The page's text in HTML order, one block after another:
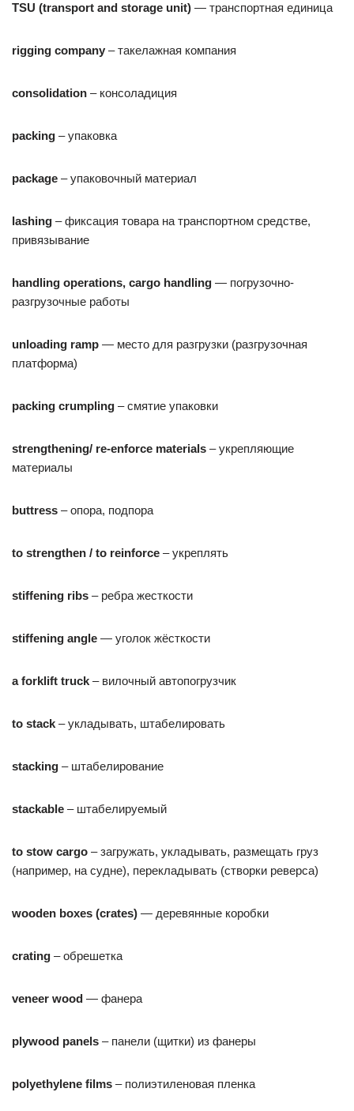
TSU (transport and storage unit) — транспортная единица
rigging company – такелажная компания
сonsolidation – консоладиция
packing – упаковка
package – упаковочный материал
lashing – фиксация товара на транспортном средстве,
привязывание
handling operations, cargo handling — погрузочно-
разгрузочные работы
unloading ramp — место для разгрузки (разгрузочная
платформа)
packing crumpling – смятие упаковки
strengthening/ re-enforce materials – укрепляющие
материалы
buttress – опора, подпора
to strengthen / to reinforce – укреплять
stiffening ribs – ребра жесткости
stiffening angle — уголок жёсткости
a forklift truck – вилочный автопогрузчик
to stack – укладывать, штабелировать
stacking – штабелирование
stackable – штабелируемый
to stow cargo – загружать, укладывать, размещать груз
(например, на судне), перекладывать (створки реверса)
wooden boxes (crates) — деревянные коробки
crating – обрешетка
veneer wood — фанера
plywood panels – панели (щитки) из фанеры
polyethylene films – полиэтиленовая пленка